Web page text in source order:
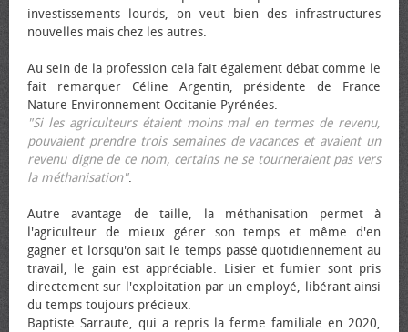
investissements lourds, on veut bien des infrastructures
nouvelles mais chez les autres.
Au sein de la profession cela fait également débat comme le
fait remarquer Céline Argentin, présidente de France
Nature Environnement Occitanie Pyrénées.
"Si les agriculteurs étaient moins mal en termes de revenu,
pouvaient prendre trois semaines de vacances et avaient un
revenu digne de ce nom, certains ne se tourneraient pas vers
la méthanisation".
Autre avantage de taille, la méthanisation permet à
l'agriculteur de mieux gérer son temps et même d'en
gagner et lorsqu'on sait le temps passé quotidiennement au
travail, le gain est appréciable. Lisier et fumier sont pris
directement sur l'exploitation par un employé, libérant ainsi
du temps toujours précieux.
Baptiste Sarraute, qui a repris la ferme familiale en 2020,